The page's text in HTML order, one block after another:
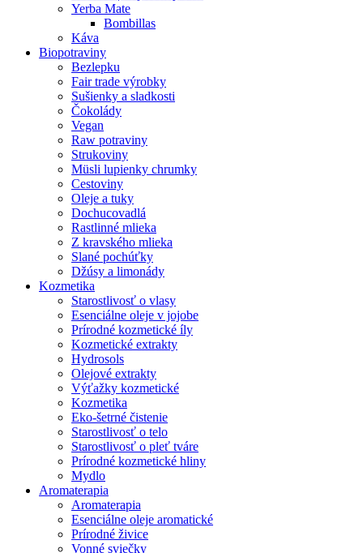
Yerba Mate
Bombillas
Káva
Biopotraviny
Bezlepku
Fair trade výrobky
Sušienky a sladkosti
Čokolády
Vegan
Raw potraviny
Strukoviny
Müsli lupienky chrumky
Cestoviny
Oleje a tuky
Dochucovadlá
Rastlinné mlieka
Z kravského mlieka
Slané pochúťky
Džúsy a limonády
Kozmetika
Starostlivosť o vlasy
Esenciálne oleje v jojobe
Prírodné kozmetické íly
Kozmetické extrakty
Hydrosols
Olejové extrakty
Výťažky kozmetické
Kozmetika
Eko-šetrné čistenie
Starostlivosť o telo
Starostlivosť o pleť tváre
Prírodné kozmetické hliny
Mydlo
Aromaterapia
Aromaterapia
Esenciálne oleje aromatické
Prírodné živice
Vonné sviečky